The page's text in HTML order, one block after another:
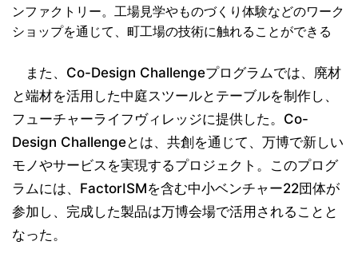
ンファクトリー。工場見学やものづくり体験などのワーク
ショップを通じて、町工場の技術に触れることができる
また、Co-Design Challengeプログラムでは、廃材
と端材を活用した中庭スツールとテーブルを制作し、
フューチャーライフヴィレッジに提供した。Co-
Design Challengeとは、共創を通じて、万博で新しい
モノやサービスを実現するプロジェクト。このプログ
ラムには、FactorISMを含む中小ベンチャー22団体が
参加し、完成した製品は万博会場で活用されることと
なった。